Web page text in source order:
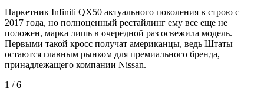
Паркетник Infiniti QX50 актуального поколения в строю с
2017 года, но полноценный рестайлинг ему все еще не
положен, марка лишь в очередной раз освежила модель.
Первыми такой кросс получат американцы, ведь Штаты
остаются главным рынком для премиального бренда,
принадлежащего компании Nissan.
1 / 6